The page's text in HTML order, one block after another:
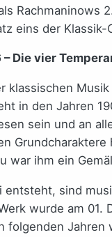
Rachmaninows
eins der
– Die vier
klassischen
in den Jahren
sein und an
war ihm ein
entsteht, sind
wurde am
Jahren